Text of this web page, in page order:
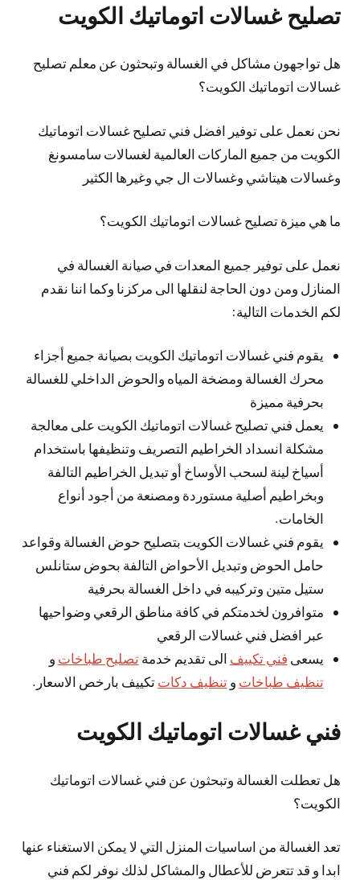
تصليح غسالات اتوماتيك الكويت
هل تواجهون مشاكل في الغسالة وتبحثون عن معلم تصليح
غسالات اتوماتيك الكويت؟
نحن نعمل على توفير افضل فني تصليح غسالات اتوماتيك
الكويت من جميع الماركات العالمية لغسالات سامسونغ
وغسالات هيتاشي وغسالات ال جي وغيرها الكثير
ما هي ميزة تصليح غسالات اتوماتيك الكويت؟
نعمل على توفير جميع المعدات في صيانة الغسالة في
المنازل ومن دون الحاجة لنقلها الى مركزنا وكما اننا نقدم
لكم الخدمات التالية:
يقوم فني غسالات اتوماتيك الكويت بصيانة جميع أجزاء
محرك الغسالة ومضخة المياه والحوض الداخلي للغسالة
بحرفية مميزة
يعمل فني تصليح غسالات اتوماتيك الكويت على معالجة
مشكلة انسداد الخراطيم التصريف وتنظيفها باستخدام
أسياخ لينة لسحب الأوساخ أو تبديل الخراطيم التالفة
وبخراطيم أصلية مستوردة ومصنعة من أجود أنواع
الخامات.
يقوم فني غسالات الكويت بتصليح حوض الغسالة وقواعد
حامل الحوض وتبديل الأحواض التالفة بحوض ستانلس
ستيل متين وتركيبه في داخل الغسالة بحرفية
متوافرون لخدمتكم في كافة مناطق الرقعي وضواحيها
عبر افضل فني غسالات الرقعي
يسعى فني تكييف الى تقديم خدمةتصليح طباخات و
تنظيف طباخات وتنظيف دكات تكييف بارخص الاسعار.
فني غسالات اتوماتيك الكويت
هل تعطلت الغسالة وتبحثون عن فني غسالات اتوماتيك
الكويت؟
تعد الغسالة من اساسيات المنزل التي لا يمكن الاستغناء عنها
ابدا و قد تتعرض للأعطال والمشاكل لذلك نوفر لكم فني